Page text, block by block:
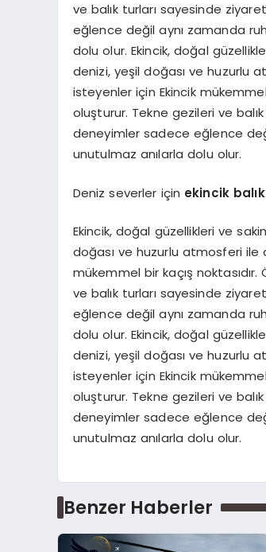
ve balık turları sayesinde
eğlence değil aynı zamanda
dolu olur. Ekincik, doğal
denizi, yeşil doğası ve huzurlu
isteyenler için Ekincik
oluşturur. Tekne gezileri ve
deneyimler sadece eğlence
unutulmaz anılarla dolu olur.
Deniz severler için ekincik
Ekincik, doğal güzellikleri ve
doğası ve huzurlu atmosferi ile
mükemmel bir kaçış
ve balık turları sayesinde
eğlence değil aynı zamanda
dolu olur. Ekincik, doğal
denizi, yeşil doğası ve huzurlu
isteyenler için Ekincik
oluşturur. Tekne gezileri ve
deneyimler sadece eğlence
unutulmaz anılarla dolu olur.
Benzer Haberler